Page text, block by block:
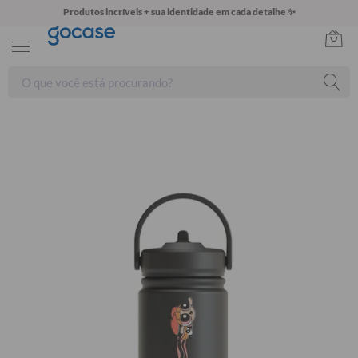
Produtos incríveis + sua identidade em cada detalhe ✨